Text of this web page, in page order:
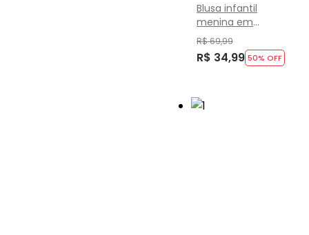
Blusa infantil
menina em
malha poliamiada
Brandili Active
R$ 69,99
R$ 34,99 50% OFF